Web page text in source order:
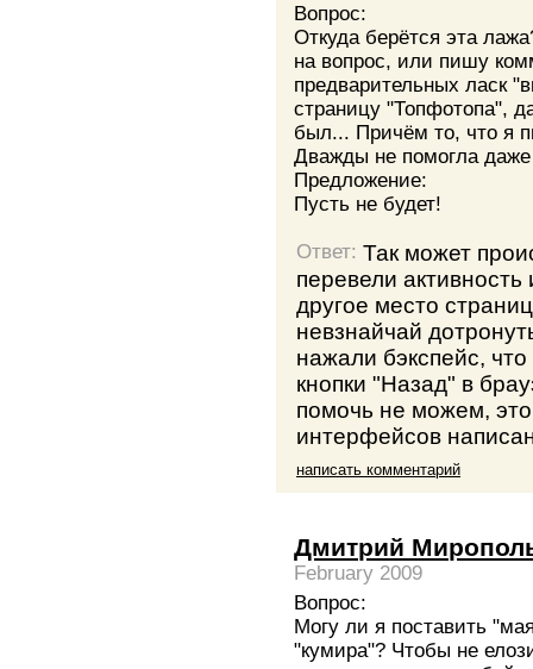
Вопрос:
Откуда берётся эта
на вопрос, или пишу
предварительных ласк
страницу "Топфотопа",
был... Причём то, что я
Дважды не помогла даже
Предложение:
Пусть не будет!
Ответ:Так может
перевели
другое место
невзнайчай
нажали бэкспейс,
кнопки "Назад" в
помочь не можем,
интерфейсов
написать комментарий
Дмитрий
February 2009
Вопрос:
Могу ли я поставить
"кумира"? Чтобы не